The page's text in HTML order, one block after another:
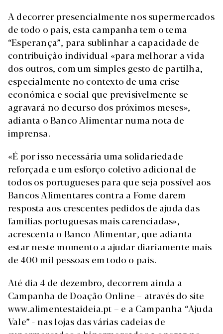
A decorrer presencialmente nos supermercados
de todo o país, esta campanha tem o tema
“Esperança”, para sublinhar a capacidade de
contribuição individual «para melhorar a vida
dos outros, com um simples gesto de partilha,
especialmente no contexto de uma crise
económica e social que previsivelmente se
agravará no decurso dos próximos meses»,
adianta o Banco Alimentar numa nota de
imprensa.
«É por isso necessária uma solidariedade
reforçada e um esforço coletivo adicional de
todos os portugueses para que seja possível aos
Bancos Alimentares contra a Fome darem
resposta aos crescentes pedidos de ajuda das
famílias portuguesas mais carenciadas»,
acrescenta o Banco Alimentar, que adianta
estar neste momento a ajudar diariamente mais
de 400 mil pessoas em todo o país.
Até dia 4 de dezembro, decorrem ainda a
Campanha de Doação Online – através do site
www.alimentestaideia.pt – e a Campanha “Ajuda
Vale” - nas lojas das várias cadeias de